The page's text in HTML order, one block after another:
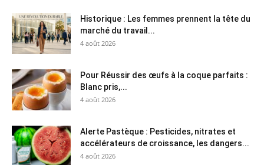
Historique : Les femmes prennent la tête du
marché du travail...
4 août 2026
Pour Réussir des œufs à la coque parfaits :
Blanc pris,...
4 août 2026
Alerte Pastèque : Pesticides, nitrates et
accélérateurs de croissance, les dangers...
4 août 2026